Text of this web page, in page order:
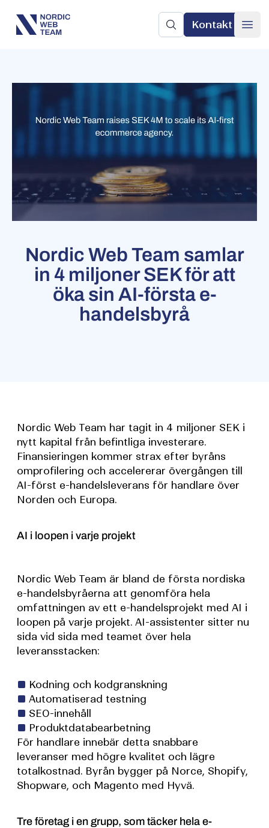
Nordic Web Team Sök på sajten
Kontakt
Nordic Web Team samlar
in 4 miljoner SEK för att
öka sin AI-första e-
handelsbyrå
Nordic Web Team har tagit in 4 miljoner SEK i
nytt kapital från befintliga investerare.
Finansieringen kommer strax efter byråns
omprofilering och accelererar övergången till
AI-först e-handelsleverans för handlare över
Norden och Europa.
AI i loopen i varje projekt
Nordic Web Team är bland de första nordiska
e-handelsbyråerna att genomföra hela
omfattningen av ett e-handelsprojekt med AI i
loopen på varje projekt. AI-assistenter sitter nu
sida vid sida med teamet över hela
leveransstacken:
Kodning och kodgranskning
Automatiserad testning
SEO-innehåll
Produktdatabearbetning
För handlare innebär detta snabbare
leveranser med högre kvalitet och lägre
totalkostnad. Byrån bygger på Norce, Shopify,
Shopware, och Magento med Hyvä.
Tre företag i en grupp, som täcker hela e-